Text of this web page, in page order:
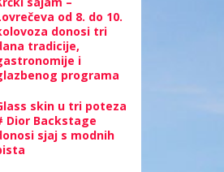
od 8. do 10.
donosi tri
tradicije,
i
programa
skin u tri poteza
Dior Backstage
sjaj s modnih